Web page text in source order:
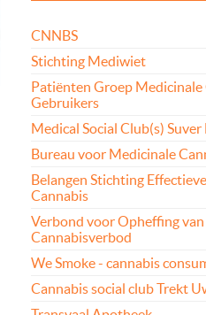
CNNBS
Stichting Mediwiet
Patiënten Groep Medicinale
Gebruikers
Medical Social Club(s)
Bureau voor Medicinale
Belangen Stichting
Cannabis
Verbond voor Opheffing
Cannabisverbod
We Smoke - cannabis
Cannabis social club Trekt